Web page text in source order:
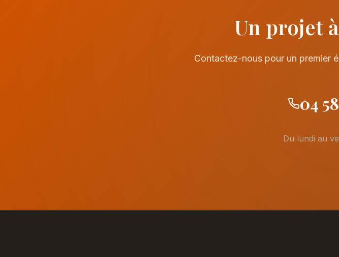
Un projet
Contactez-nous pour un premier
04
Du lundi au